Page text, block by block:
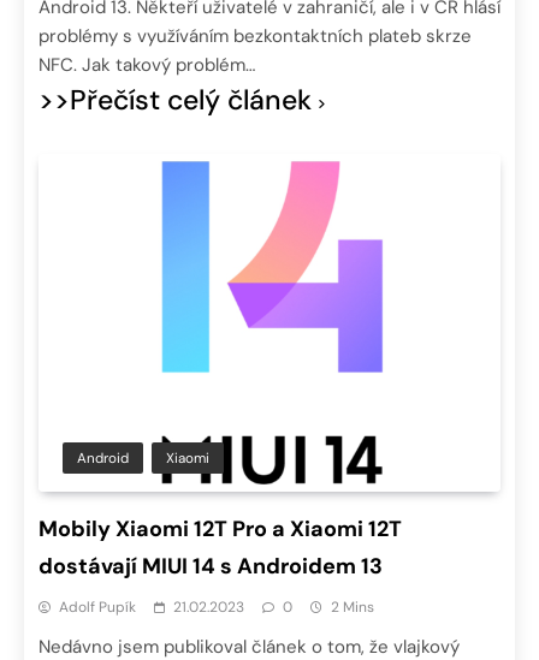
Android 13. Někteří uživatelé v zahraničí, ale i v ČR hlásí
problémy s využíváním bezkontaktních plateb skrze
NFC. Jak takový problém…
>>Přečíst celý článek
Android Xiaomi
Mobily Xiaomi 12T Pro a Xiaomi 12T
dostávají MIUI 14 s Androidem 13
Adolf Pupík 21.02.2023 0 2 Mins
Nedávno jsem publikoval článek o tom, že vlajkový